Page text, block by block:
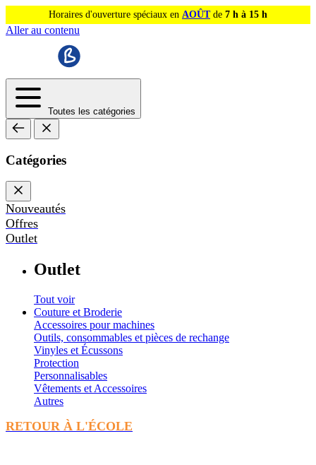
Horaires d'ouverture spéciaux en AOÛTde 7 h à 15 h
Aller au contenu
Toutes les catégories
Catégories
Nouveautés
Offres
Outlet
Outlet
Tout voir
Couture et Broderie
Accessoires pour machines
Outils, consommables et pièces de rechange
Vinyles et Écussons
Protection
Personnalisables
Vêtements et Accessoires
Autres
RETOUR À L'ÉCOLE